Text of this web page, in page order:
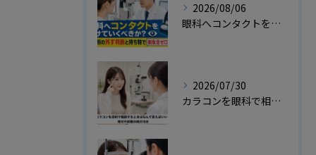
2026/08/06
眼科へコンタクトをつけていくべきか？検査別の外す判断と持ち物で無駄足ゼロの指南
2026/07/30
カラコンを眼科で相談するときはなんて言えばいい？受付や診察の例文付き